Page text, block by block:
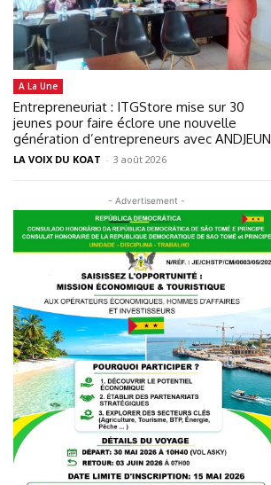
A La Une
Entrepreneuriat : ITGStore mise sur 30
jeunes pour faire éclore une nouvelle
génération d’entrepreneurs avec ANDJEUN
LA VOIX DU KOAT - 3 août 2026
- Advertisement -